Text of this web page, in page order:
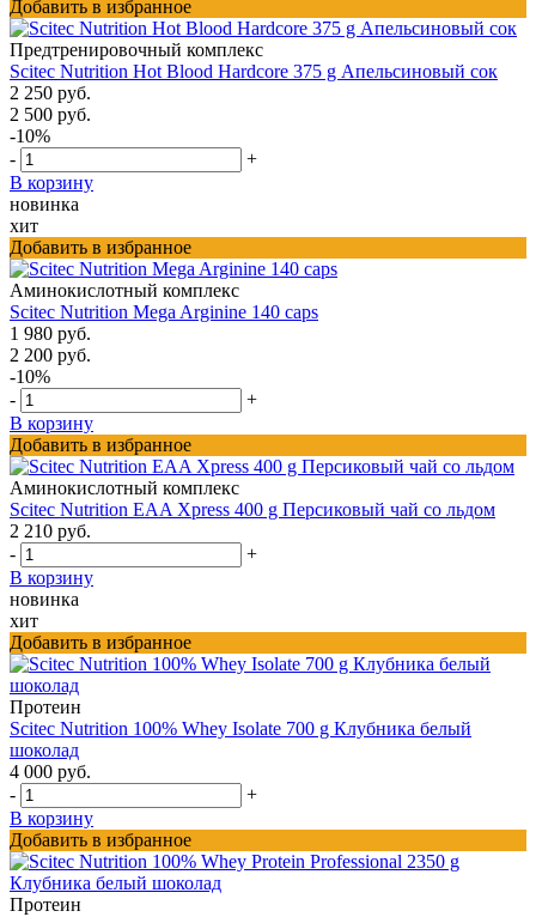
Добавить в избранное
Предтренировочный комплекс
Scitec Nutrition Hot Blood Hardcore 375 g Апельсиновый сок
2 250 руб.
2 500 руб.
-10%
-
+
В корзину
новинка
хит
Добавить в избранное
Аминокислотный комплекс
Scitec Nutrition Mega Arginine 140 caps
1 980 руб.
2 200 руб.
-10%
-
+
В корзину
Добавить в избранное
Аминокислотный комплекс
Scitec Nutrition EAA Xpress 400 g Персиковый чай со льдом
2 210 руб.
-
+
В корзину
новинка
хит
Добавить в избранное
Протеин
Scitec Nutrition 100% Whey Isolate 700 g Клубника белый
шоколад
4 000 руб.
-
+
В корзину
Добавить в избранное
Протеин